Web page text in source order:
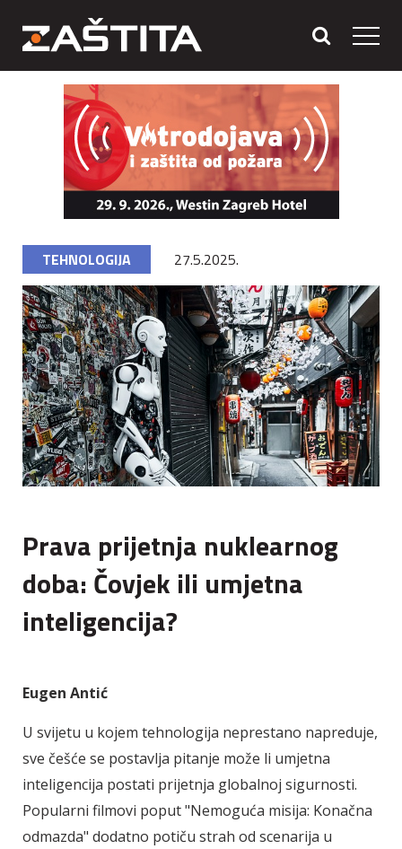
TEHNOLOGIJA 27.5.2025.
Prava prijetnja nuklearnog
doba: Čovjek ili umjetna
inteligencija?
Eugen Antić
U svijetu u kojem tehnologija neprestano napreduje,
sve češće se postavlja pitanje može li umjetna
inteligencija postati prijetnja globalnoj sigurnosti.
Popularni filmovi poput "Nemoguća misija: Konačna
odmazda" dodatno potiču strah od scenarija u